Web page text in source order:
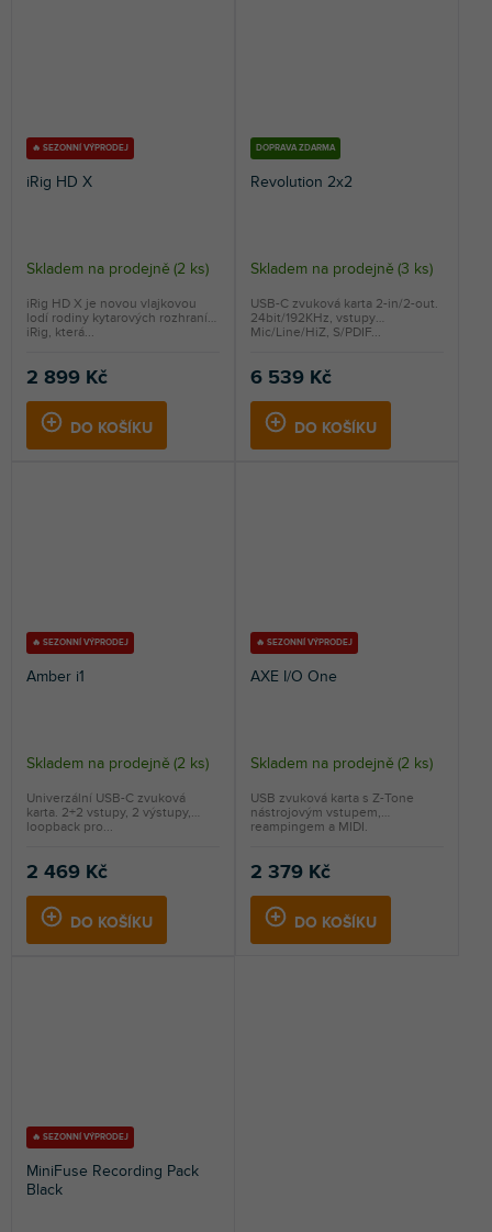
🔥 SEZONNÍ VÝPRODEJ
iRig HD X
Skladem na prodejně (2 ks)
2 899 Kč
DO KOŠÍKU
iRig HD X je novou vlajkovou
lodí rodiny kytarových rozhraní
iRig, která...
DOPRAVA ZDARMA
Revolution 2x2
Skladem na prodejně (3 ks)
6 539 Kč
DO KOŠÍKU
USB-C zvuková karta 2-in/2-out.
24bit/192KHz, vstupy
Mic/Line/HiZ, S/PDIF...
🔥 SEZONNÍ VÝPRODEJ
Amber i1
Skladem na prodejně (2 ks)
2 469 Kč
DO KOŠÍKU
Univerzální USB-C zvuková
karta. 2+2 vstupy, 2 výstupy,
loopback pro...
🔥 SEZONNÍ VÝPRODEJ
AXE I/O One
Skladem na prodejně (2 ks)
2 379 Kč
DO KOŠÍKU
USB zvuková karta s Z-Tone
nástrojovým vstupem,
reampingem a MIDI.
🔥 SEZONNÍ VÝPRODEJ
MiniFuse Recording Pack
Black